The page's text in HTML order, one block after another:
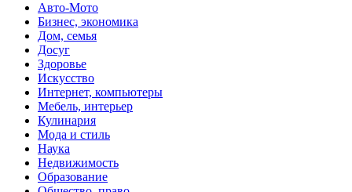
Авто-Мото
Бизнес, экономика
Дом, семья
Досуг
Здоровье
Искусство
Интернет, компьютеры
Мебель, интерьер
Кулинария
Мода и стиль
Наука
Недвижимость
Образование